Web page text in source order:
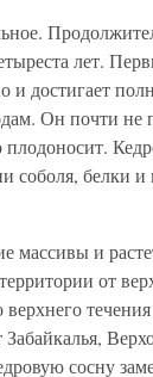
лет.
и достигает
Он почти не
плодоносит.
соболя, белки
массивы и
от
сосну